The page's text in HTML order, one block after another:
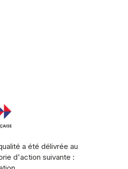
a été délivrée au
d'action suivante :